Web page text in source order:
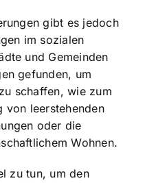
gibt es jedoch
im sozialen
und Gemeinden
gefunden, um
schaffen, wie zum
von leerstehenden
oder die
Wohnen.
zu tun, um den